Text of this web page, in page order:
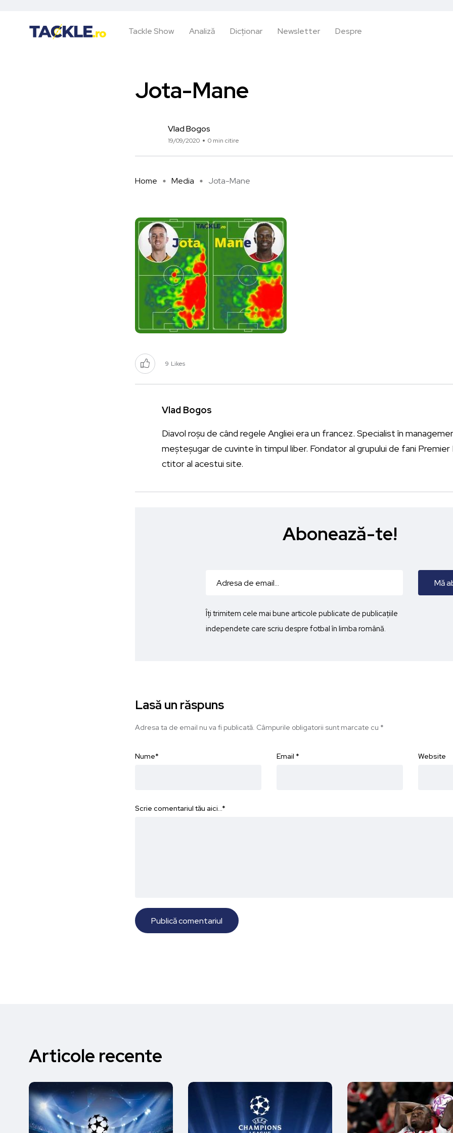
Tackle Show Analiză Dicționar Newsletter Despre
Jota-Mane
Vlad Bogos
19/09/2020 0 min citire
Home Media Jota-Mane
9 Likes
Vlad Bogos
Diavol roșu de când regele Angliei era un francez. Specialist în
meșteșugar de cuvinte în timpul liber. Fondator al grupului de fani Premier
ctitor al acestui site.
Abonează-te!
Îți trimitem cele mai bune articole publicate de publicațiile
independete care scriu despre fotbal în limba română.
Lasă un răspuns
Adresa ta de email nu va fi publicată. Câmpurile obligatorii sunt marcate cu *
Nume* Email * Website
Scrie comentariul tău aici...*
Articole recente